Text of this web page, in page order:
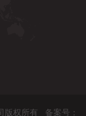
版权所有 备案号：